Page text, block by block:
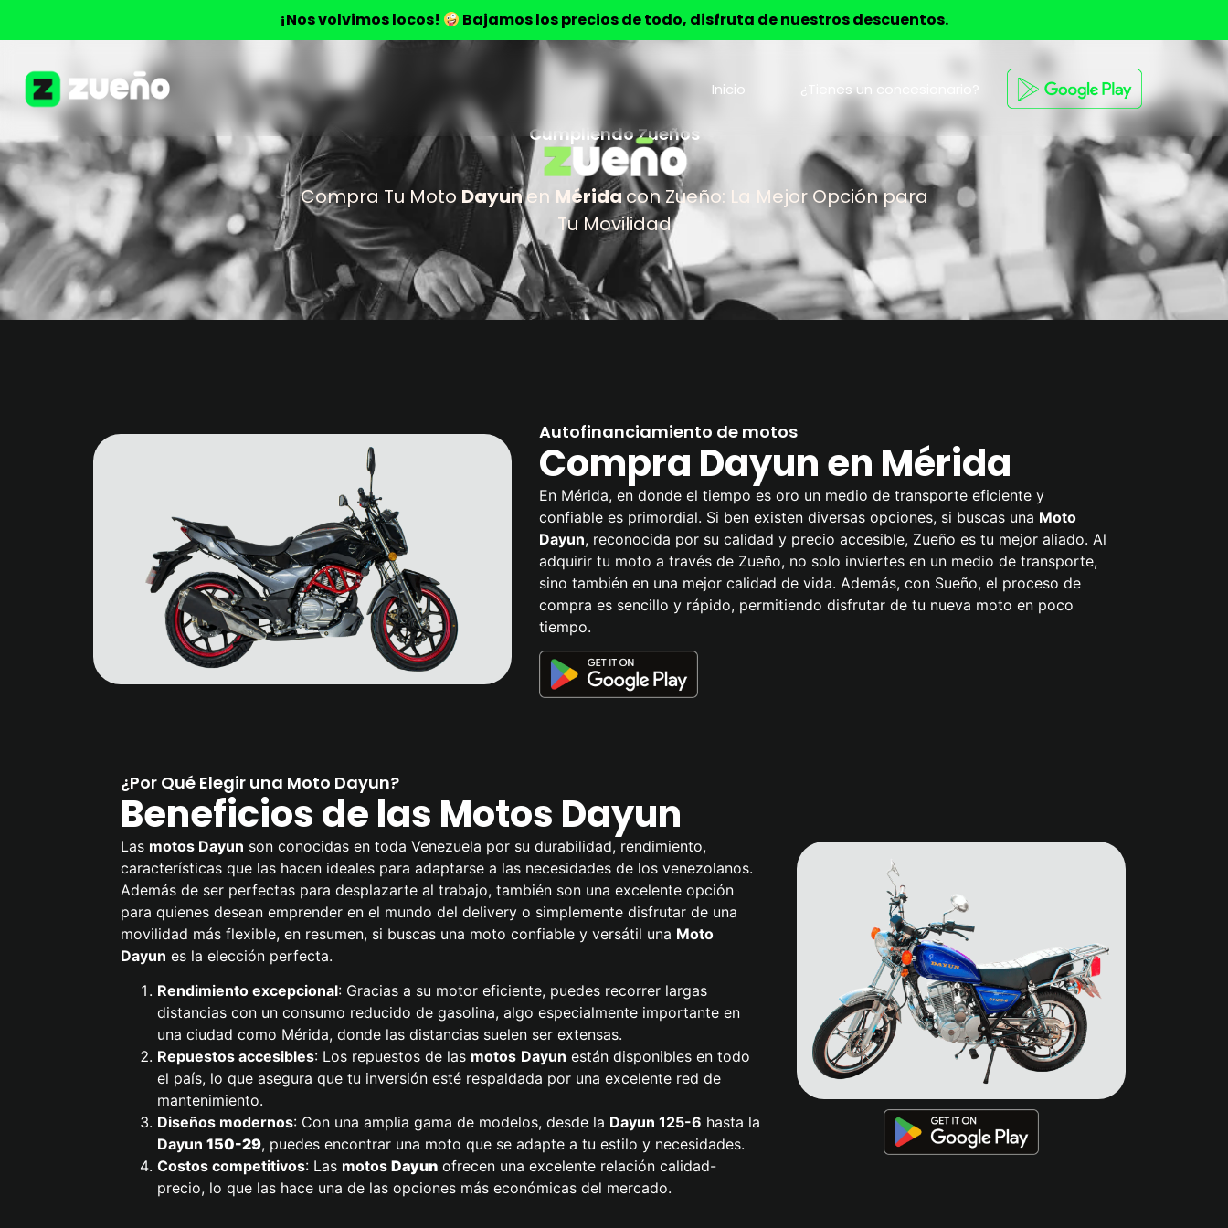
¡Nos volvimos locos! Bajamos los precios de todo, disfruta de nuestros descuentos.
Inicio ¿Tienes un concesionario?
Cumpliendo Zueños
Compra Tu Moto Dayunen Méridacon Zueño: La Mejor Opción para
Tu Movilidad
Autofinanciamiento de motos
Compra Dayun en Mérida
En Mérida, en donde el tiempo es oro un medio de transporte eficiente y
confiable es primordial. Si ben existen diversas opciones, si buscas una Moto
Dayun, reconocida por su calidad y precio accesible, Zueño es tu mejor aliado. Al
adquirir tu moto a través de Zueño, no solo inviertes en un medio de transporte,
sino también en una mejor calidad de vida. Además, con Sueño, el proceso de
compra es sencillo y rápido, permitiendo disfrutar de tu nueva moto en poco
tiempo.
¿Por Qué Elegir una Moto Dayun?
Beneficios de las Motos Dayun
Las motos Dayun son conocidas en toda Venezuela por su durabilidad, rendimiento,
características que las hacen ideales para adaptarse a las necesidades de los venezolanos.
Además de ser perfectas para desplazarte al trabajo, también son una excelente opción
para quienes desean emprender en el mundo del delivery o simplemente disfrutar de una
movilidad más flexible, en resumen, si buscas una moto confiable y versátil una Moto
Dayun es la elección perfecta.
Rendimiento excepcional: Gracias a su motor eficiente, puedes recorrer largas
distancias con un consumo reducido de gasolina, algo especialmente importante en
una ciudad como Mérida, donde las distancias suelen ser extensas.
Repuestos accesibles: Los repuestos de las motos Dayun están disponibles en todo
el país, lo que asegura que tu inversión esté respaldada por una excelente red de
mantenimiento.
Diseños modernos: Con una amplia gama de modelos, desde la Dayun 125-6 hasta la
Dayun 150-29, puedes encontrar una moto que se adapte a tu estilo y necesidades.
Costos competitivos: Las motos Dayun ofrecen una excelente relación calidad-
precio, lo que las hace una de las opciones más económicas del mercado.